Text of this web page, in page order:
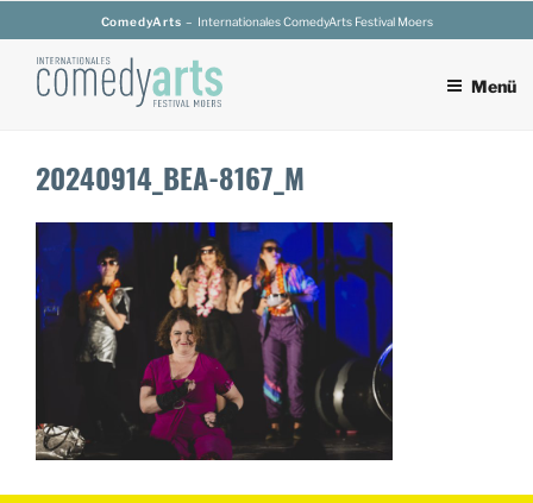
Inhalt
springen
ComedyArts – Internationales ComedyArts Festival Moers
Menü
20240914_BEA-8167_M